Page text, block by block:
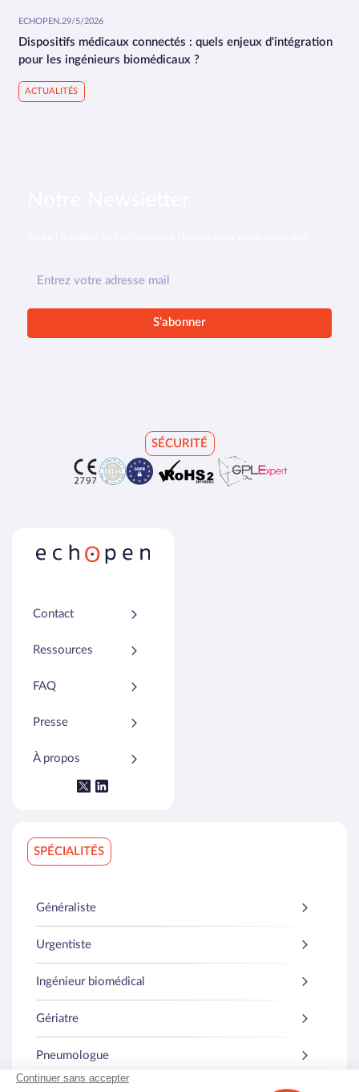
ECHOPEN.29/5/2026
Dispositifs médicaux connectés : quels enjeux d'intégration
pour les ingénieurs biomédicaux ?
ACTUALITÉS
SÉCURITÉ
Contact
Ressources
FAQ
Presse
À propos
SPÉCIALITÉS
Généraliste
Urgentiste
Ingénieur biomédical
Gériatre
Pneumologue